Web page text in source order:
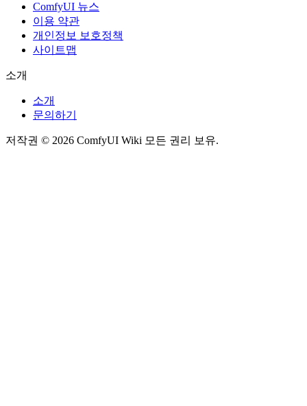
ComfyUI 뉴스
이용 약관
개인정보 보호정책
사이트맵
소개
소개
문의하기
저작권 © 2026 ComfyUI Wiki 모든 권리 보유.